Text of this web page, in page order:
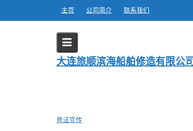
主页 公司简介 联系我们
大连旅顺滨海船舶修造有限公司
Blog
普法宣传